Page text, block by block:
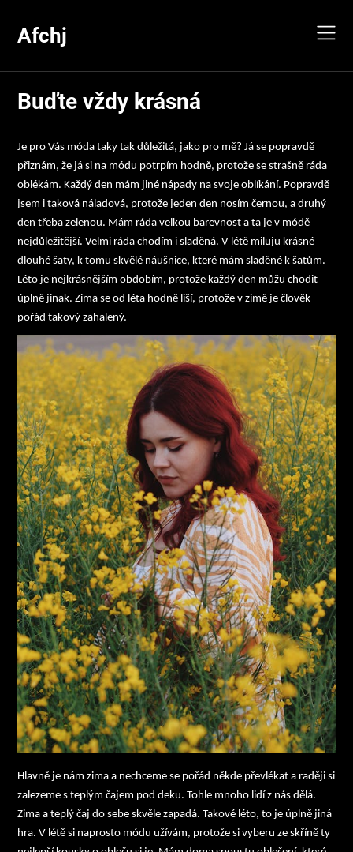
content
Afchj
Buďte vždy krásná
Je pro Vás móda taky tak důležitá, jako pro mě? Já se popravdě
přiznám, že já si na módu potrpím hodně, protože se strašně ráda
oblékám. Každý den mám jiné nápady na svoje oblíkání. Popravdě
jsem i taková náladová, protože jeden den nosím černou, a druhý
den třeba zelenou. Mám ráda velkou barevnost a ta je v módě
nejdůležitější. Velmi ráda chodím i sladěná. V létě miluju krásné
dlouhé šaty, k tomu skvělé náušnice, které mám sladěné k šatům.
Léto je nejkrásnějším obdobím, protože každý den můžu chodit
úplně jinak. Zima se od léta hodně liší, protože v zimě je člověk
pořád takový zahalený.
Hlavně je nám zima a nechceme se pořád někde převlékat a raději si
zalezeme s teplým čajem pod deku. Tohle mnoho lidí z nás dělá.
Zima a teplý čaj do sebe skvěle zapadá. Takové léto, to je úplně jiná
hra. V létě si naprosto módu užívám, protože si vyberu ze skříně ty